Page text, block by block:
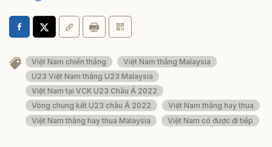
Việt Nam chiến thắng
Việt Nam thắng Malaysia
U23 Việt Nam thắng U23 Malaysia
Việt Nam tại VCK U23 Châu Á 2022
Vòng chung kết U23 châu Á 2022
Việt Nam thắng hay thua
Việt Nam thắng hay thua Malaysia
Việt Nam có được đi tiếp